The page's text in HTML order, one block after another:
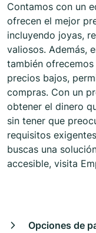
Contamos con un
ofrecen el mejor
incluyendo joyas,
valiosos. Además,
también
precios bajos,
compras. Con un
obtener el dinero
sin tener que
requisitos
buscas una
accesible, visita
Opciones de